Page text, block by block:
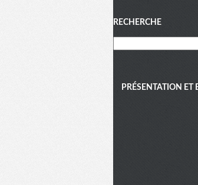
Menu
RECHERCHE
PRÉSENTATION